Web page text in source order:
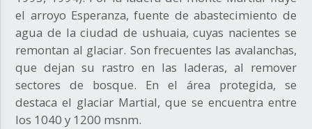
el arroyo Esperanza, fuente de abastecimiento de
agua de la ciudad de ushuaia, cuyas nacientes se
remontan al glaciar. Son frecuentes las avalanchas,
que dejan su rastro en las laderas, al remover
sectores de bosque. En el área protegida, se
destaca el glaciar Martial, que se encuentra entre
los 1040 y 1200 msnm.